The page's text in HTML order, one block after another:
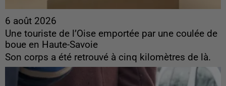
6 août 2026
Une touriste de l’Oise emportée par une coulée de
boue en Haute-Savoie
Son corps a été retrouvé à cinq kilomètres de là.